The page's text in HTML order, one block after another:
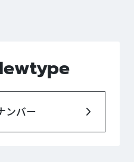
ンバー